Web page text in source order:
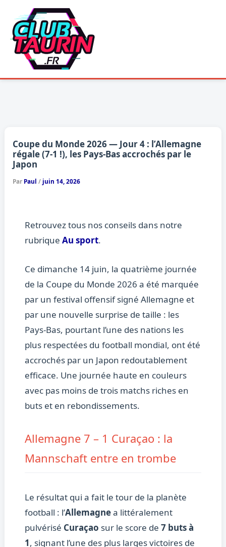
contenu
Coupe du Monde 2026 — Jour 4 : l’Allemagne
régale (7-1 !), les Pays-Bas accrochés par le
Japon
Par Paul / juin 14, 2026
Retrouvez tous nos conseils dans notre
rubrique Au sport.
Ce dimanche 14 juin, la quatrième journée
de la Coupe du Monde 2026 a été marquée
par un festival offensif signé Allemagne et
par une nouvelle surprise de taille : les
Pays-Bas, pourtant l’une des nations les
plus respectées du football mondial, ont été
accrochés par un Japon redoutablement
efficace. Une journée haute en couleurs
avec pas moins de trois matchs riches en
buts et en rebondissements.
Allemagne 7 – 1 Curaçao : la
Mannschaft entre en trombe
Le résultat qui a fait le tour de la planète
football : l’Allemagnea littéralement
pulvérisé Curaçao sur le score de 7 buts à
1, signant l’une des plus larges victoires de